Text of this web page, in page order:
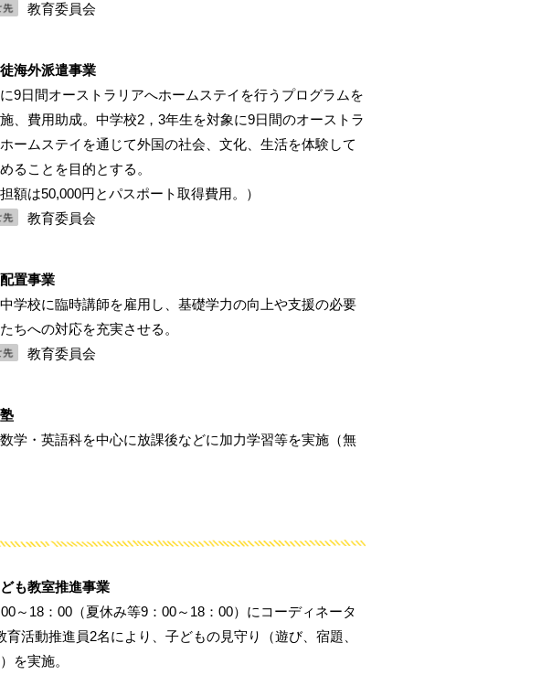
教育委員会
海外派遣事業
9日間オーストラリアへホームステイを行うプログラムを
、費用助成。中学校2，3年生を対象に9日間のオーストラ
ームステイを通じて外国の社会、文化、生活を体験して
ることを目的とする。
担額は50,000円とパスポート取得費用。）
教育委員会
置事業
学校に臨時講師を雇用し、基礎学力の向上や支援の必要
ちへの対応を充実させる。
教育委員会
学・英語科を中心に放課後などに加力学習等を実施（無
も教室推進事業
～18：00（夏休み等9：00～18：00）にコーディネータ
育活動推進員2名により、子どもの見守り（遊び、宿題、
を実施。